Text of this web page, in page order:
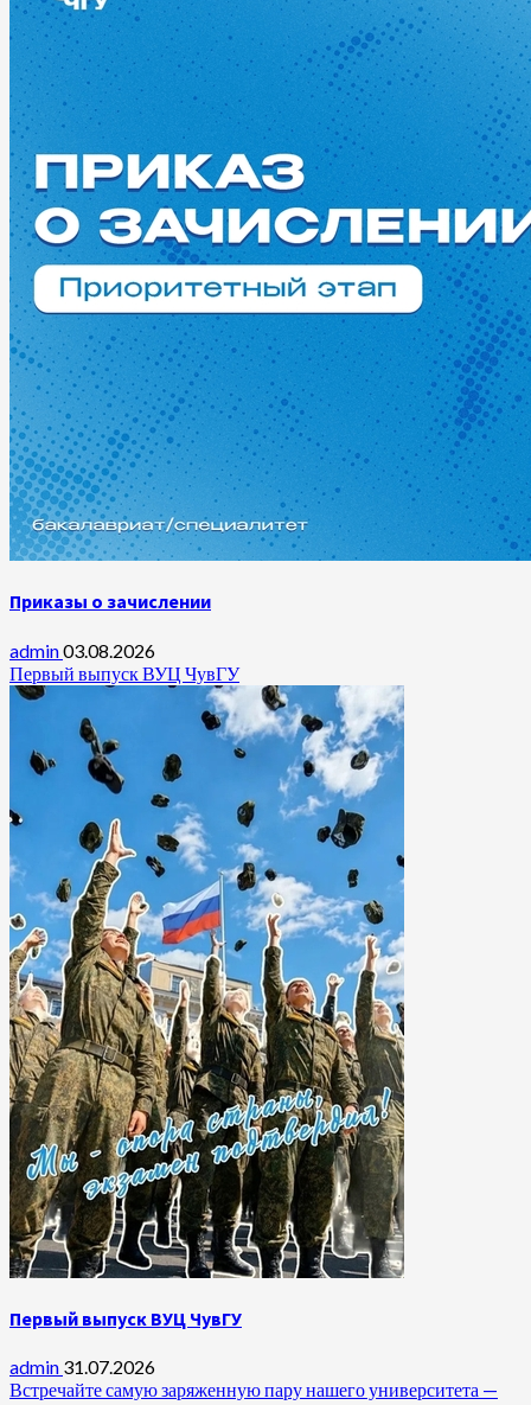
Приказы о зачислении
admin03.08.2026
Первый выпуск ВУЦ ЧувГУ
Первый выпуск ВУЦ ЧувГУ
admin 31.07.2026
Встречайте самую заряженную пару нашего университета —